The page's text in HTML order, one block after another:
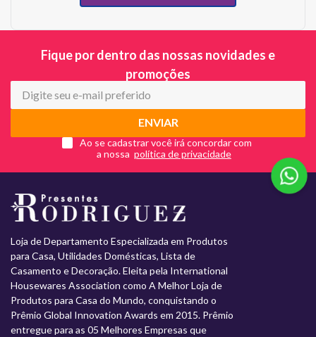
Fique por dentro das nossas novidades e
promoções
ENVIAR
Ao se cadastrar você irá concordar com
a nossa
Loja de Departamento Especializada em Produtos
para Casa, Utilidades Domésticas, Lista de
Casamento e Decoração. Eleita pela International
Housewares Association como A Melhor Loja de
Produtos para Casa do Mundo, conquistando o
Prêmio Global Innovation Awards em 2015. Prêmio
entregue para as 05 Melhores Empresas que